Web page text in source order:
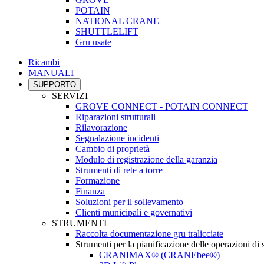
POTAIN
NATIONAL CRANE
SHUTTLELIFT
Gru usate
Ricambi
MANUALI
SUPPORTO
SERVIZI
GROVE CONNECT - POTAIN CONNECT
Riparazioni strutturali
Rilavorazione
Segnalazione incidenti
Cambio di proprietà
Modulo di registrazione della garanzia
Strumenti di rete a torre
Formazione
Finanza
Soluzioni per il sollevamento
Clienti municipali e governativi
STRUMENTI
Raccolta documentazione gru tralicciate
Strumenti per la pianificazione delle operazioni di
CRANIMAX® (CRANEbee®)